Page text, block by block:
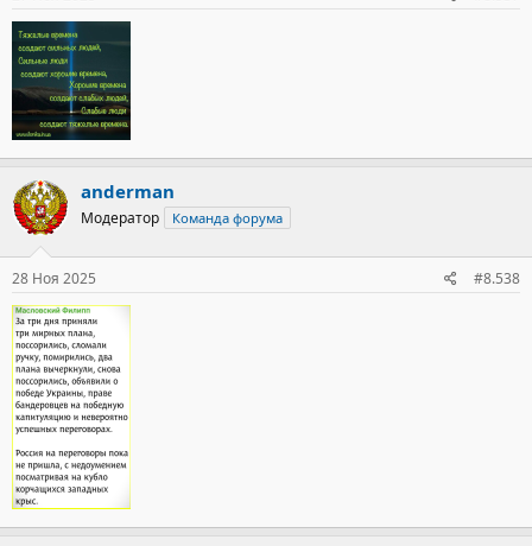
anderman
Модератор Команда форума
28 Ноя 2025 #8.538